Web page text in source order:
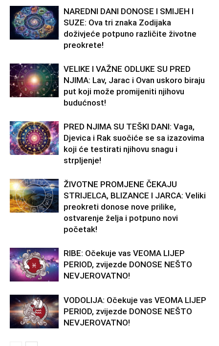
NAREDNI DANI DONOSE I SMIJEH I
SUZE: Ova tri znaka Zodijaka
doživjeće potpuno različite životne
preokrete!
VELIKE I VAŽNE ODLUKE SU PRED
NJIMA: Lav, Jarac i Ovan uskoro biraju
put koji može promijeniti njihovu
budućnost!
PRED NJIMA SU TEŠKI DANI: Vaga,
Djevica i Rak suočiće se sa izazovima
koji će testirati njihovu snagu i
strpljenje!
ŽIVOTNE PROMJENE ČEKAJU
STRIJELCA, BLIZANCE I JARCA: Veliki
preokreti donose nove prilike,
ostvarenje želja i potpuno novi
početak!
RIBE: Očekuje vas VEOMA LIJEP
PERIOD, zvijezde DONOSE NEŠTO
NEVJEROVATNO!
VODOLIJA: Očekuje vas VEOMA LIJEP
PERIOD, zvijezde DONOSE NEŠTO
NEVJEROVATNO!